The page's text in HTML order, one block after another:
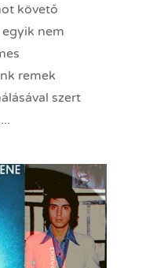
követő
nem
remek
szert